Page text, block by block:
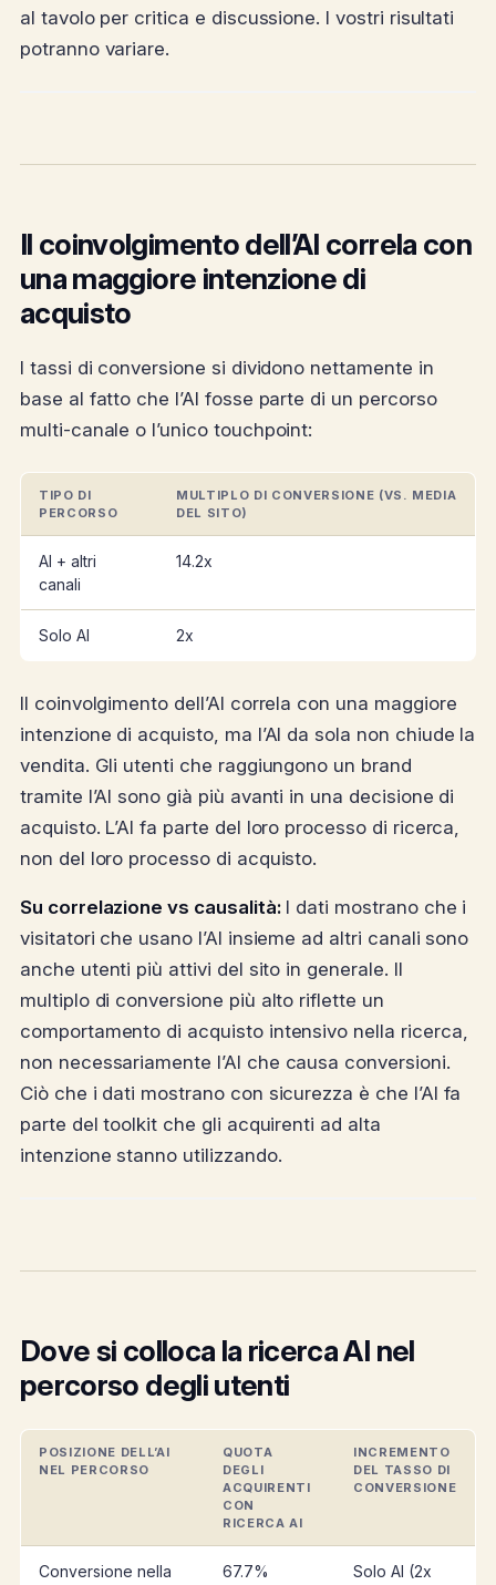
al tavolo per critica e discussione. I vostri risultati
potranno variare.
Il coinvolgimento dell’AI correla con
una maggiore intenzione di
acquisto
I tassi di conversione si dividono nettamente in
base al fatto che l’AI fosse parte di un percorso
multi-canale o l’unico touchpoint:
TIPO DI
PERCORSO
MULTIPLO DI CONVERSIONE (VS. MEDIA
DEL SITO)
AI + altri
canali
14.2x
Solo AI 2x
Il coinvolgimento dell’AI correla con una maggiore
intenzione di acquisto, ma l’AI da sola non chiude la
vendita. Gli utenti che raggiungono un brand
tramite l’AI sono già più avanti in una decisione di
acquisto. L’AI fa parte del loro processo di ricerca,
non del loro processo di acquisto.
Su correlazione vs causalità:I dati mostrano che i
visitatori che usano l’AI insieme ad altri canali sono
anche utenti più attivi del sito in generale. Il
multiplo di conversione più alto riflette un
comportamento di acquisto intensivo nella ricerca,
non necessariamente l’AI che causa conversioni.
Ciò che i dati mostrano con sicurezza è che l’AI fa
parte del toolkit che gli acquirenti ad alta
intenzione stanno utilizzando.
Dove si colloca la ricerca AI nel
percorso degli utenti
POSIZIONE DELL’AI
NEL PERCORSO
QUOTA
DEGLI
ACQUIRENTI
CON
RICERCA AI
INCREMENTO
DEL TASSO DI
CONVERSIONE
Conversione nella 67.7% Solo AI (2x